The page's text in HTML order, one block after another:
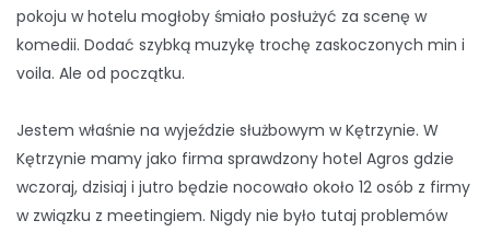
pokoju w hotelu mogłoby śmiało posłużyć za scenę w
komedii. Dodać szybką muzykę trochę zaskoczonych min i
voila. Ale od początku.
Jestem właśnie na wyjeździe służbowym w Kętrzynie. W
Kętrzynie mamy jako firma sprawdzony hotel Agros gdzie
wczoraj, dzisiaj i jutro będzie nocowało około 12 osób z firmy
w związku z meetingiem. Nigdy nie było tutaj problemów